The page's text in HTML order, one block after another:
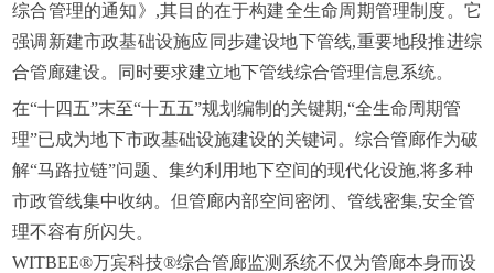
综合管理的通知》,其目的在于构建全生命周期管理制度。它
强调新建市政基础设施应同步建设地下管线,重要地段推进综
合管廊建设。同时要求建立地下管线综合管理信息系统。
在“十四五”末至“十五五”规划编制的关键期,“全生命周期管
理”已成为地下市政基础设施建设的关键词。综合管廊作为破
解“马路拉链”问题、集约利用地下空间的现代化设施,将多种
市政管线集中收纳。但管廊内部空间密闭、管线密集,安全管
理不容有所闪失。
WITBEE®万宾科技®综合管廊监测系统不仅为管廊本身而设